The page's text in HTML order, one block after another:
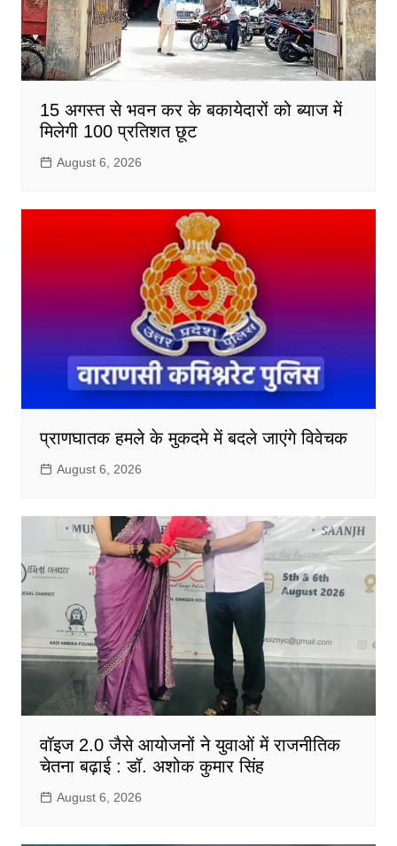
15 अगस्त से भवन कर के बकायेदारों को ब्याज में
मिलेगी 100 प्रतिशत छूट
August 6, 2026
प्राणघातक हमले के मुकदमे में बदले जाएंगे विवेचक
August 6, 2026
वॉइज 2.0 जैसे आयोजनों ने युवाओं में राजनीतिक
चेतना बढ़ाई : डॉ. अशोक कुमार सिंह
August 6, 2026